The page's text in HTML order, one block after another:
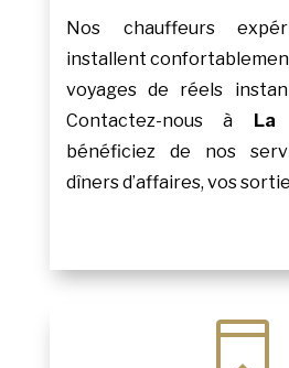
Nos chauffeurs
installent
voyages de réels
Contactez-nous à La
bénéficiez de nos
dîners d’affaires, vos